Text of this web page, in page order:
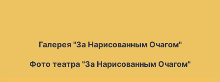
Галерея "За Нарисованным Очагом"
Фото театра "За Нарисованным Очагом"